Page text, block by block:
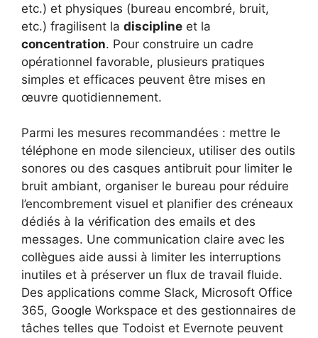
etc.) et physiques (bureau encombré, bruit,
etc.) fragilisent la discipline et la
concentration. Pour construire un cadre
opérationnel favorable, plusieurs pratiques
simples et efficaces peuvent être mises en
œuvre quotidiennement.
Parmi les mesures recommandées : mettre le
téléphone en mode silencieux, utiliser des outils
sonores ou des casques antibruit pour limiter le
bruit ambiant, organiser le bureau pour réduire
l’encombrement visuel et planifier des créneaux
dédiés à la vérification des emails et des
messages. Une communication claire avec les
collègues aide aussi à limiter les interruptions
inutiles et à préserver un flux de travail fluide.
Des applications comme Slack, Microsoft Office
365, Google Workspace et des gestionnaires de
tâches telles que Todoist et Evernote peuvent